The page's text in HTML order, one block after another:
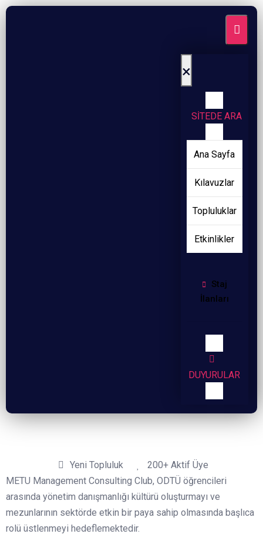
×
SİTEDE ARA
Ana Sayfa
Kılavuzlar
Topluluklar
Etkinlikler
Staj
İlanları
DUYURULAR
Yeni Topluluk
200+ Aktif Üye
METU Management Consulting Club, ODTÜ öğrencileri
arasında yönetim danışmanlığı kültürü oluşturmayı ve
mezunlarının sektörde etkin bir paya sahip olmasında başlıca
rolü üstlenmeyi hedeflemektedir.